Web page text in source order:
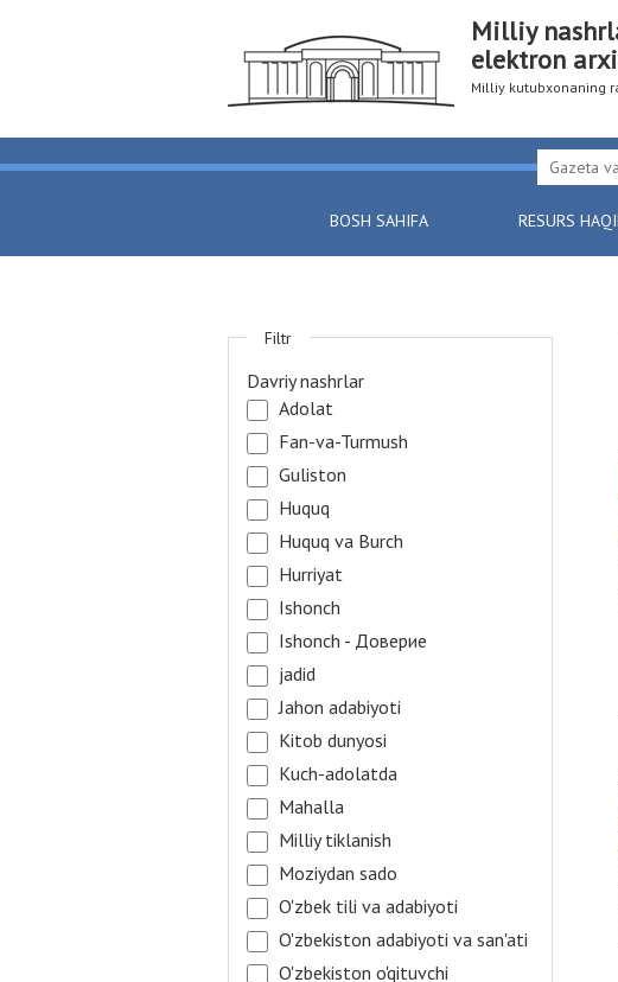
Milliy
elektron
Milliy kutubxonaning
BOSH SAHIFA RESURS
Filtr
Davriy nashrlar
Adolat
Fan-va-Turmush
Guliston
Huquq
Huquq va Burch
Hurriyat
Ishonch
Ishonch - Доверие
jadid
Jahon adabiyoti
Kitob dunyosi
Kuch-adolatda
Mahalla
Milliy tiklanish
Moziydan sado
O'zbek tili va adabiyoti
O'zbekiston adabiyoti va san'ati
O'zbekiston o'qituvchi